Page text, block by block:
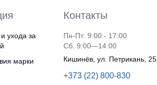
ухода за
марки
Контакты
Пн-Пт: 9:00 - 17:00
Сб. 9:00—14:00
Кишинёв, ул. Петрикань, 25
+373 (22) 800-830